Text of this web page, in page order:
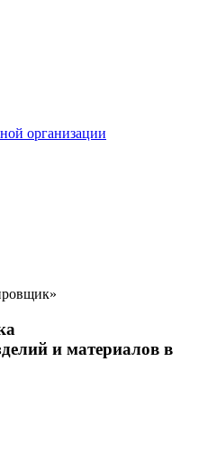
организации
и материалов в